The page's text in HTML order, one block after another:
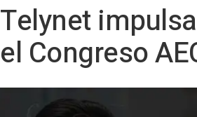
Telynet
el Congreso